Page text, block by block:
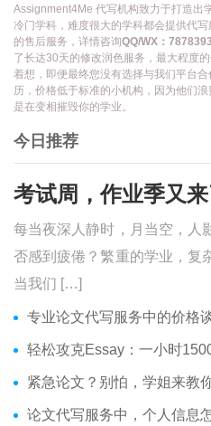
Assignment4Me 代写机构致力于打造出
冷门学科，难度很大的学科都会提供代
的售后服务，详情咨询QQ/WX：7878393
了长达30天的修改润色服务，最大程度
着想，即便最终您没有选择与我们平台
历，价格低于标准的小机构，因为他们
是在变相摧毁你的学业。
今日推荐
每当夜深人静时，月当空，人
否感到疲倦？繁重的学业，复
当我们 […]
专业论文代写服务中的价格
轻松攻克Essay：一小时
紧急论文？别怕，学姐来教
论文代写服务中，个人信息